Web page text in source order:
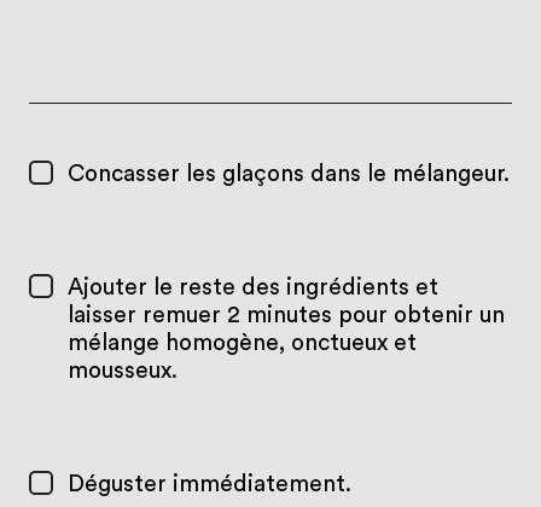
Concasser les glaçons dans le mélangeur.
Ajouter le reste des ingrédients et
laisser remuer 2 minutes pour obtenir un
mélange homogène, onctueux et
mousseux.
Déguster immédiatement.